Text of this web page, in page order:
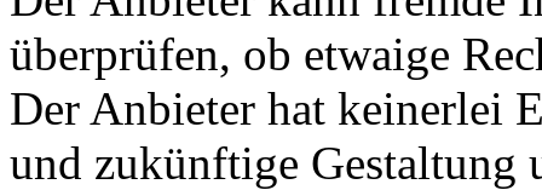
überprüfen, ob etwaige
Der Anbieter hat keinerlei
und zukünftige Gestaltung